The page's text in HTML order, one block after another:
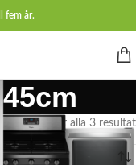
fem år.
45cm Visar alla 3 resultat